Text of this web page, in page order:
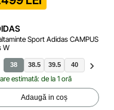
38 38.5 40.5
Sport Adidas CAMPUS
W
38 38.5 39.5 40 40.5
estimată: de la 1 oră
Adaugă in coș